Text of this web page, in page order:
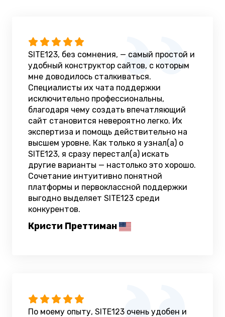
SITE123, без сомнения, — самый простой и
удобный конструктор сайтов, с которым
мне доводилось сталкиваться.
Специалисты их чата поддержки
исключительно профессиональны,
благодаря чему создать впечатляющий
сайт становится невероятно легко. Их
экспертиза и помощь действительно на
высшем уровне. Как только я узнал(а) о
SITE123, я сразу перестал(а) искать
другие варианты — настолько это хорошо.
Сочетание интуитивно понятной
платформы и первоклассной поддержки
выгодно выделяет SITE123 среди
конкурентов.
Кристи Преттиман
По моему опыту, SITE123 очень удобен и